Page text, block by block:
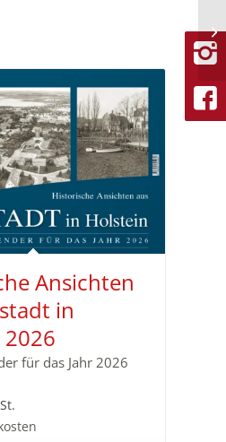
Ansichten
in
für das Jahr 2026